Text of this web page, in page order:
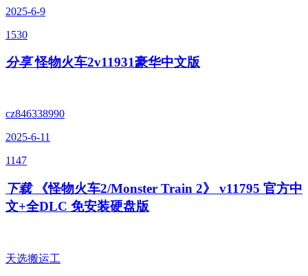
2025-6-9
1530
分享 怪物火车2v11931豪华中文版
cz846338990
2025-6-11
1147
下载
《怪物火车2/Monster Train 2》 v11795 官方中
文+全DLC 免安装硬盘版
天选搬运工